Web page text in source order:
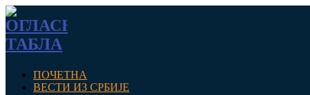
ПОЧЕТНА
ВЕСТИ ИЗ СРБИЈЕ